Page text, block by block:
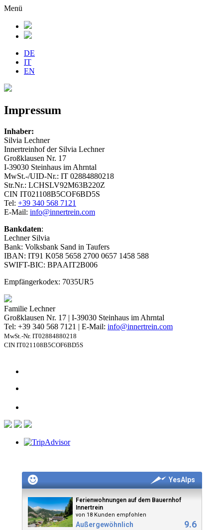
Menü
DE
IT
EN
Impressum
Inhaber:
Silvia Lechner
Innertreinhof der Silvia Lechner
Großklausen Nr. 17
I-39030 Steinhaus im Ahrntal
MwSt.-/UID-Nr.: IT 02884880218
Str.Nr.: LCHSLV92M63B220Z
CIN IT021108B5COF6BD5S
Tel: +39 340 568 7121
E-Mail: info@innertrein.com
Bankdaten:
Lechner Silvia
Bank: Volksbank Sand in Taufers
IBAN: IT91 K058 5658 2700 0657 1458 588
SWIFT-BIC: BPAAIT2B006
Empfängerkodex: 7035UR5
Familie Lechner
Großklausen Nr. 17 | I-39030 Steinhaus im Ahrntal
Tel: +39 340 568 7121 | E-Mail: info@innertrein.com
MwSt.-Nr. IT02884880218
CIN IT021108B5COF6BD5S
YesAlps
Ferienwohnungen auf dem Bauernhof
Innertrein
von 18 Kunden empfohlen
Außergewöhnlich 9.6